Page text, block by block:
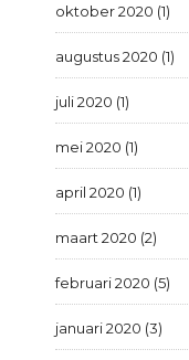
oktober 2020 (1)
augustus 2020 (1)
juli 2020 (1)
mei 2020 (1)
april 2020 (1)
maart 2020 (2)
februari 2020 (5)
januari 2020 (3)